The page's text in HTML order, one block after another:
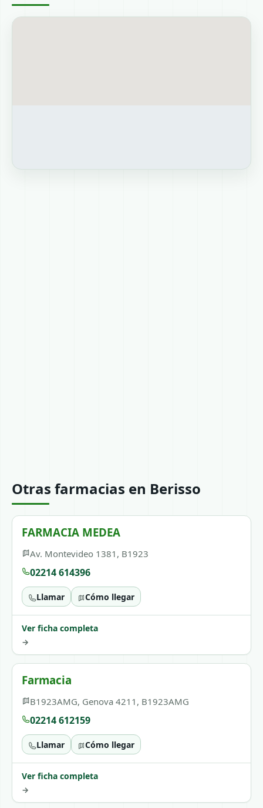
Otras farmacias en Berisso
FARMACIA MEDEA
Av. Montevideo 1381, B1923
02214 614396
Llamar Cómo llegar
Ver ficha completa
→
Farmacia
B1923AMG, Genova 4211, B1923AMG
02214 612159
Llamar Cómo llegar
Ver ficha completa
→